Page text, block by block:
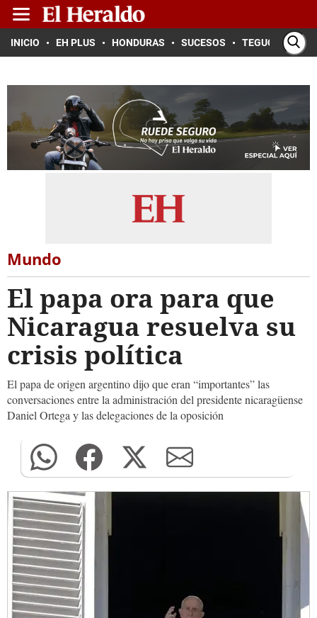
INICIO EH PLUS HONDURAS SUCESOS TEGUCIGALPA
Mundo
El papa ora para que
Nicaragua resuelva su
crisis política
El papa de origen argentino dijo que eran “importantes” las
conversaciones entre la administración del presidente nicaragüense
Daniel Ortega y las delegaciones de la oposición